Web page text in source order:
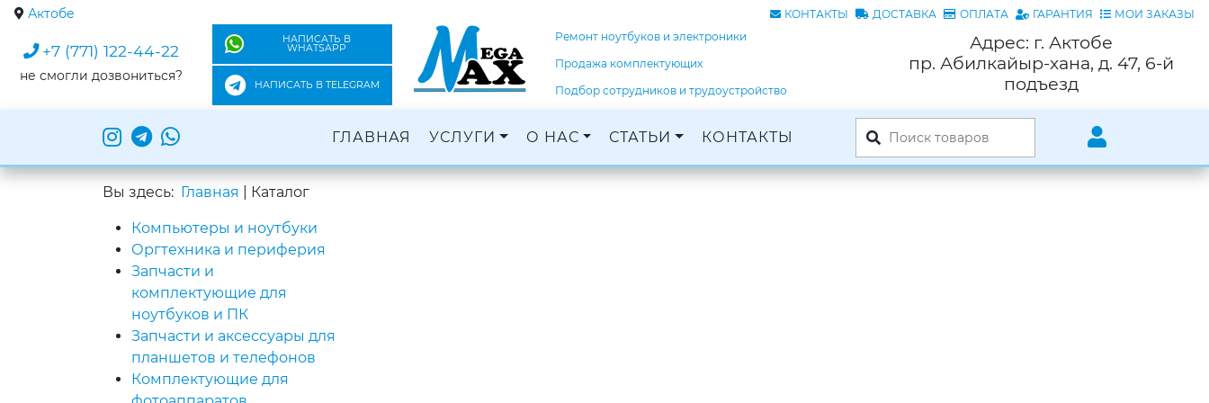
Актобе КОНТАКТЫ ДОСТАВКА ОПЛАТА ГАРАНТИЯ МОИ ЗАКАЗЫ
+7 (771) 122-44-22
не смогли дозвониться?
НАПИСАТЬ В
WHATSAPP
НАПИСАТЬ В TELEGRAM
Ремонт ноутбуков и электроники
Продажа комплектующих
Подбор сотрудников и трудоустройство
Адрес: г. Актобе
пр. Абилкайыр-хана, д. 47, 6-й
подъезд
ГЛАВНАЯ УСЛУГИ О НАС СТАТЬИ КОНТАКТЫ
Вы здесь: Главная Каталог
Компьютеры и ноутбуки
Оргтехника и периферия
Запчасти и
комплектующие для
ноутбуков и ПК
Запчасти и аксессуары для
планшетов и телефонов
Комплектующие для